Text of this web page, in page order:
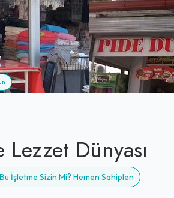
Lezzet Dünyası
Bu İşletme Sizin Mi? Hemen Sahiplen